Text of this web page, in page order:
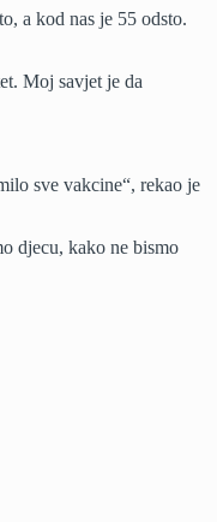
a kod nas je 55 odsto.
Moj savjet je da
sve vakcine“, rekao je
djecu, kako ne bismo